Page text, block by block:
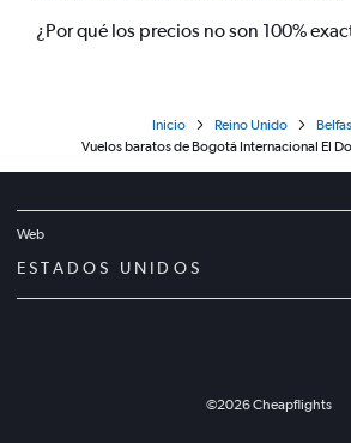
¿Por qué los precios no son 100%
Inicio Reino Unido
Vuelos baratos de Bogotá Internacional El
Web
ESTADOS UNIDOS
©2026Cheapflights